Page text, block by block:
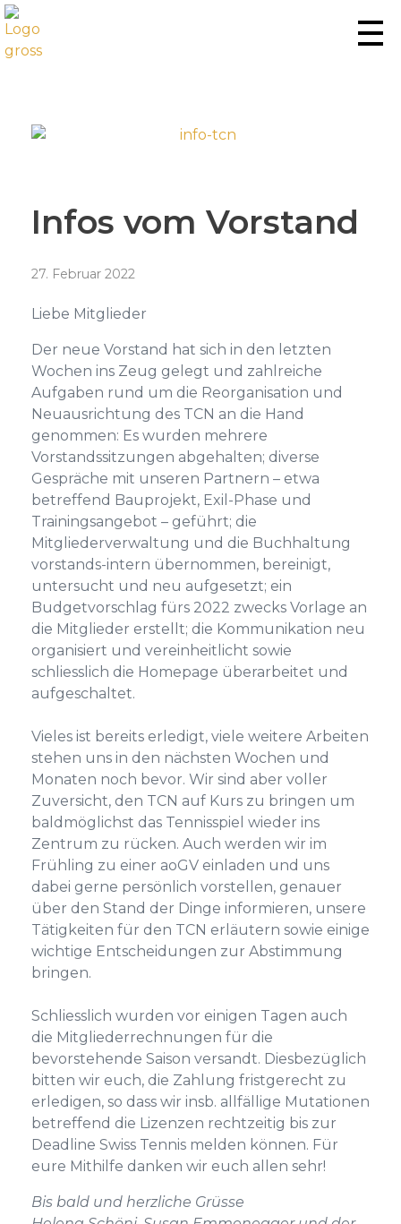
Infos vom Vorstand
27. Februar 2022
Liebe Mitglieder
Der neue Vorstand hat sich in den letzten
Wochen ins Zeug gelegt und zahlreiche
Aufgaben rund um die Reorganisation und
Neuausrichtung des TCN an die Hand
genommen: Es wurden mehrere
Vorstandssitzungen abgehalten; diverse
Gespräche mit unseren Partnern – etwa
betreffend Bauprojekt, Exil-Phase und
Trainingsangebot – geführt; die
Mitgliederverwaltung und die Buchhaltung
vorstands-intern übernommen, bereinigt,
untersucht und neu aufgesetzt; ein
Budgetvorschlag fürs 2022 zwecks Vorlage an
die Mitglieder erstellt; die Kommunikation neu
organisiert und vereinheitlicht sowie
schliesslich die Homepage überarbeitet und
aufgeschaltet.
Vieles ist bereits erledigt, viele weitere Arbeiten
stehen uns in den nächsten Wochen und
Monaten noch bevor. Wir sind aber voller
Zuversicht, den TCN auf Kurs zu bringen um
baldmöglichst das Tennisspiel wieder ins
Zentrum zu rücken. Auch werden wir im
Frühling zu einer aoGV einladen und uns
dabei gerne persönlich vorstellen, genauer
über den Stand der Dinge informieren, unsere
Tätigkeiten für den TCN erläutern sowie einige
wichtige Entscheidungen zur Abstimmung
bringen.
Schliesslich wurden vor einigen Tagen auch
die Mitgliederrechnungen für die
bevorstehende Saison versandt. Diesbezüglich
bitten wir euch, die Zahlung fristgerecht zu
erledigen, so dass wir insb. allfällige Mutationen
betreffend die Lizenzen rechtzeitig bis zur
Deadline Swiss Tennis melden können. Für
eure Mithilfe danken wir euch allen sehr!
Bis bald und herzliche Grüsse